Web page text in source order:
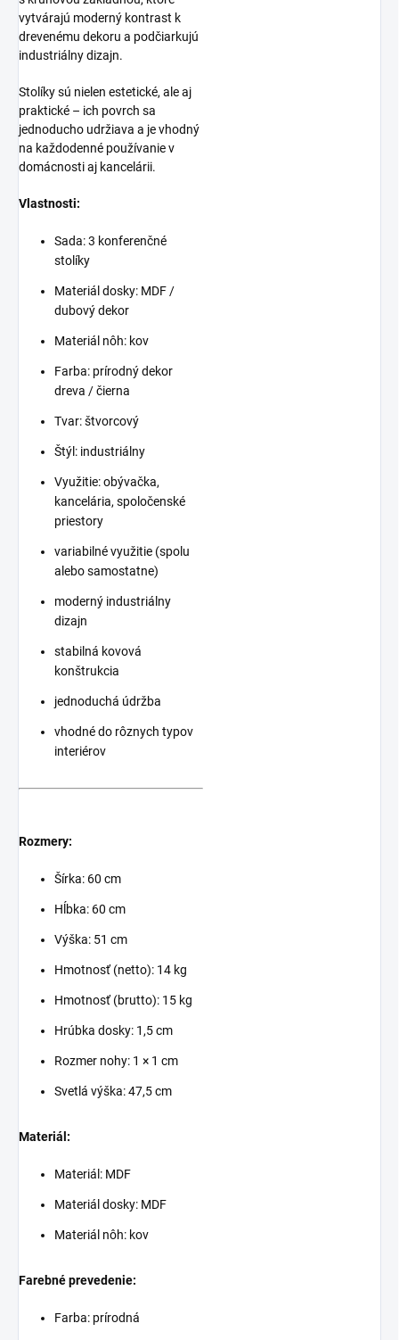
vytvárajú moderný kontrast k
drevenému dekoru a podčiarkujú
industriálny dizajn.
Stolíky sú nielen estetické, ale aj
praktické – ich povrch sa
jednoducho udržiava a je vhodný
na každodenné používanie v
domácnosti aj kancelárii.
Vlastnosti:
Sada: 3 konferenčné
stolíky
Materiál dosky: MDF /
dubový dekor
Materiál nôh: kov
Farba: prírodný dekor
dreva / čierna
Tvar: štvorcový
Štýl: industriálny
Využitie: obývačka,
kancelária, spoločenské
priestory
variabilné využitie (spolu
alebo samostatne)
moderný industriálny
dizajn
stabilná kovová
konštrukcia
jednoduchá údržba
vhodné do rôznych typov
interiérov
Rozmery:
Šírka: 60 cm
Hĺbka: 60 cm
Výška: 51 cm
Hmotnosť (netto): 14 kg
Hmotnosť (brutto): 15 kg
Hrúbka dosky: 1,5 cm
Rozmer nohy: 1 × 1 cm
Svetlá výška: 47,5 cm
Materiál:
Materiál: MDF
Materiál dosky: MDF
Materiál nôh: kov
Farebné prevedenie:
Farba: prírodná